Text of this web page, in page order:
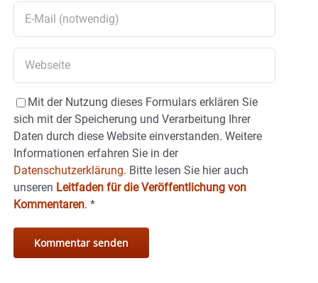
Mit der Nutzung dieses Formulars erklären Sie
sich mit der Speicherung und Verarbeitung Ihrer
Daten durch diese Website einverstanden. Weitere
Informationen erfahren Sie in der
Datenschutzerklärung. Bitte lesen Sie hier auch
unseren Leitfaden für die Veröffentlichung von
Kommentaren. *